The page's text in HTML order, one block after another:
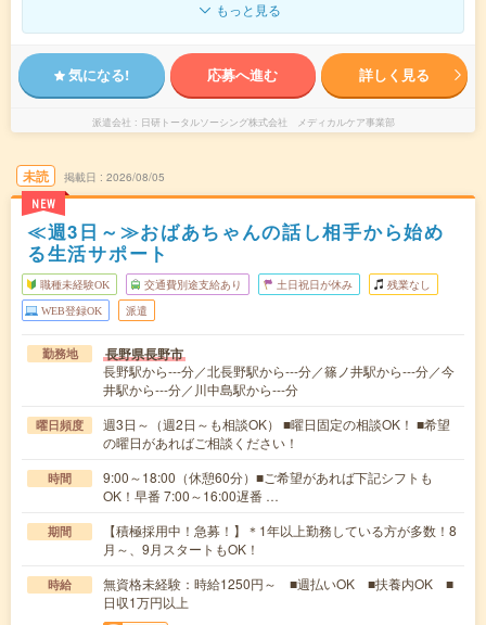
もっと見る
気になる! 応募へ進む 詳しく見る
派遣会社 日研トータルソーシング株式会社 メディカルケア事業部
未読
NEW
掲載日 2026/08/05
≪週3日～≫おばあちゃんの話し相手から始め
る生活サポート
職種未経験OK 交通費別途支給あり 土日祝日が休み 残業なし
WEB登録OK 派遣
勤務地 長野県長野市
長野駅から---分／北長野駅から---分／篠ノ井駅から---分／今
井駅から---分／川中島駅から---分
曜日頻度
週3日～（週2日～も相談OK） ■曜日固定の相談OK！ ■希望
の曜日があればご相談ください！
時間
9:00～18:00（休憩60分）■ご希望があれば下記シフトも
OK！早番 7:00～16:00遅番 …
期間
【積極採用中！急募！】＊1年以上勤務している方が多数！8
月～、9月スタートもOK！
時給
無資格未経験：時給1250円～ ■週払いOK ■扶養内OK ■
日収1万円以上